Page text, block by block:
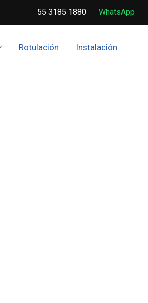
55 3185 1880 WhatsApp
Rotulación Instalación